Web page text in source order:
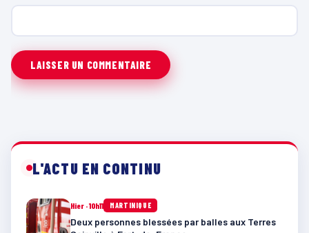
L'ACTU EN CONTINU
Hier · 10h11 MARTINIQUE
Deux personnes blessées par balles aux Terres